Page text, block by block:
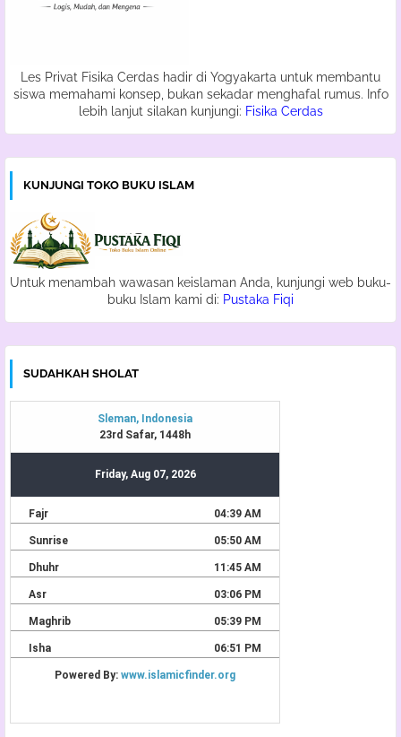
Les Privat Fisika Cerdas hadir di Yogyakarta untuk membantu
siswa memahami konsep, bukan sekadar menghafal rumus. Info
lebih lanjut silakan kunjungi: Fisika Cerdas
KUNJUNGI TOKO BUKU ISLAM
Untuk menambah wawasan keislaman Anda, kunjungi web buku-
buku Islam kami di: Pustaka Fiqi
SUDAHKAH SHOLAT